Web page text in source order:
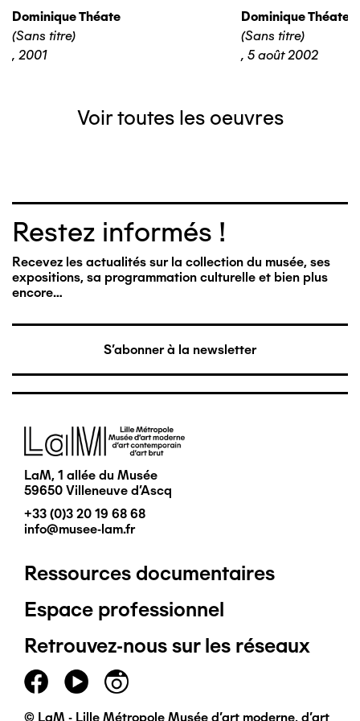
Dominique Théate
(Sans titre)
, 2001
Dominique Théate
(Sans titre)
, 5 août 2002
Voir toutes les oeuvres
Restez informés !
Recevez les actualités sur la collection du musée, ses
expositions, sa programmation culturelle et bien plus
encore…
S'abonner à la newsletter
Image
LaM, 1 allée du Musée
59650 Villeneuve d'Ascq
+33 (0)3 20 19 68 68
info@musee-lam.fr
Pied
de
page
principal
Ressources documentaires
Espace professionnel
Retrouvez-nous sur les réseaux
© LaM - Lille Métropole Musée d'art moderne, d'art